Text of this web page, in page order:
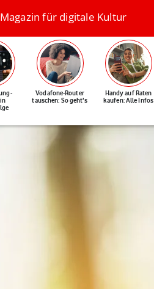
für digitale Kultur
Vodafone-Router
tauschen: So geht's
Handy auf Raten
kaufen: Alle Infos